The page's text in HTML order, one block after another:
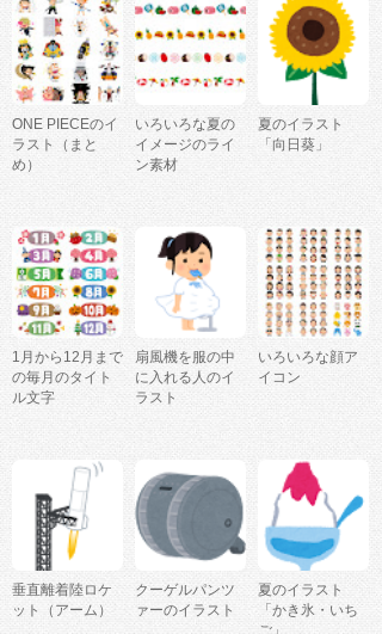
ONE PIECEのイ
ラスト（まと
め）
いろいろな夏の
イメージのライ
ン素材
夏のイラスト
「向日葵」
1月から12月まで
の毎月のタイト
ル文字
扇風機を服の中
に入れる人のイ
ラスト
いろいろな顔ア
イコン
垂直離着陸ロケ
ット（アーム）
クーゲルパンツ
ァーのイラスト
夏のイラスト
「かき氷・いち